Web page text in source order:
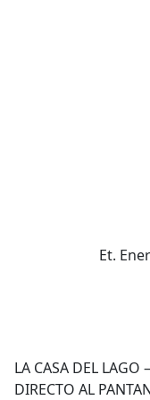
Et.
LA CASA DEL LAGO
DIRECTO AL